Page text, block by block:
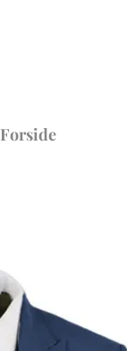
Forside